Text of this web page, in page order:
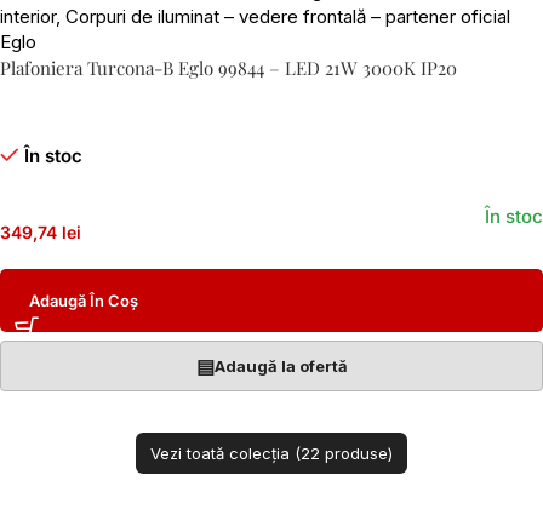
Plafoniera Turcona-B Eglo 99844 – LED 21W 3000K IP20
În stoc
349,74 lei
În stoc
Adaugă În Coș
▤Adaugă la ofertă
Vezi toată colecția (22 produse)